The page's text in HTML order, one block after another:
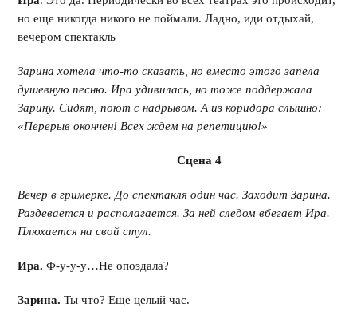
но еще никогда никого не поймали. Ладно, иди отдыхай,
вечером спектакль
Зарина хотела что-то сказать, но вместо этого запела
душевную песню. Ира удивилась, но тоже поддержала
Зарину. Сидят, поют с надрывом. А из коридора слышно:
«Перерыв окончен! Всех ждем на репетицию!»
Сцена 4
Вечер в гримерке. До спектакля один час. Заходит Зарина.
Раздевается и располагается. За ней следом вбегает Ира.
Плюхается на свой стул.
Ира. Ф-у-у-у…Не опоздала?
Зарина. Ты что? Еще целый час.